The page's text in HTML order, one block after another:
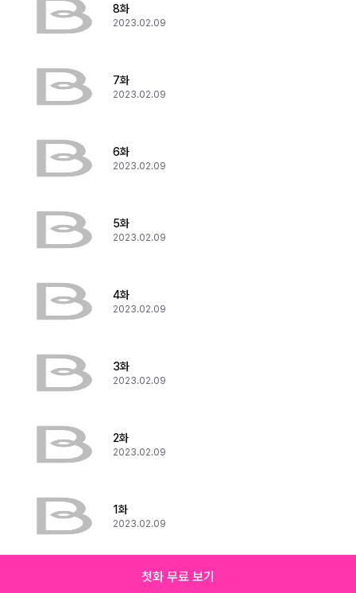
8화
2023.02.09
7화
2023.02.09
6화
2023.02.09
5화
2023.02.09
4화
2023.02.09
3화
2023.02.09
2화
2023.02.09
1화
2023.02.09
첫화 무료 보기